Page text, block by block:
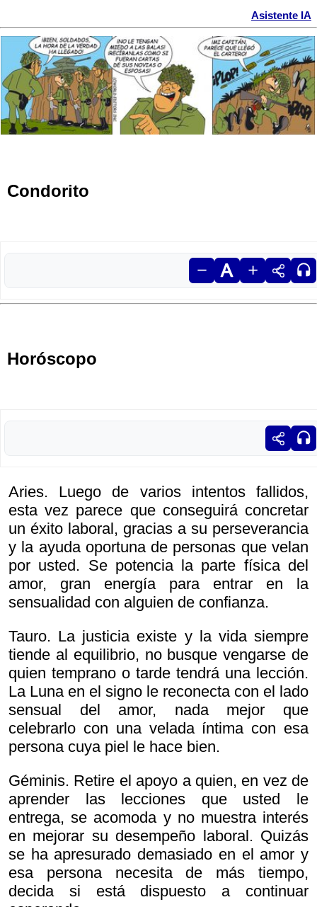
Asistente IA
Condorito
Horóscopo
Aries. Luego de varios intentos fallidos,
esta vez parece que conseguirá concretar
un éxito laboral, gracias a su perseverancia
y la ayuda oportuna de personas que velan
por usted. Se potencia la parte física del
amor, gran energía para entrar en la
sensualidad con alguien de confianza.
Tauro. La justicia existe y la vida siempre
tiende al equilibrio, no busque vengarse de
quien temprano o tarde tendrá una lección.
La Luna en el signo le reconecta con el lado
sensual del amor, nada mejor que
celebrarlo con una velada íntima con esa
persona cuya piel le hace bien.
Géminis. Retire el apoyo a quien, en vez de
aprender las lecciones que usted le
entrega, se acomoda y no muestra interés
en mejorar su desempeño laboral. Quizás
se ha apresurado demasiado en el amor y
esa persona necesita de más tiempo,
decida si está dispuesto a continuar